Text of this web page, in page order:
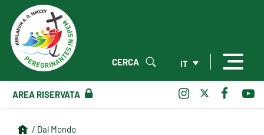
IT
CERCA
AREA RISERVATA
/ Dal Mondo